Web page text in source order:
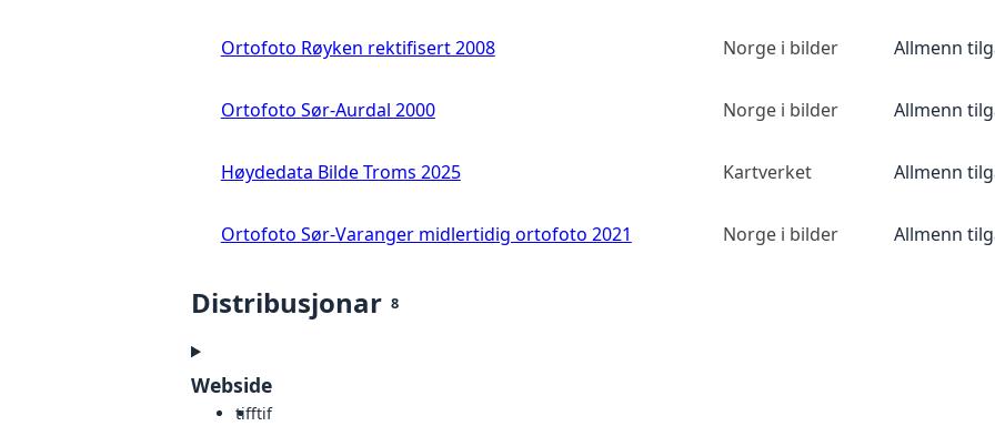
Ortofoto Røyken rektifisert 2008 Norge i bilder Allmenn
Ortofoto Sør-Aurdal 2000 Norge i bilder Allmenn
Høydedata Bilde Troms 2025 Kartverket Allmenn
Ortofoto Sør-Varanger midlertidig ortofoto 2021 Norge i bilder Allmenn
Distribusjonar 8
Webside
tifftif